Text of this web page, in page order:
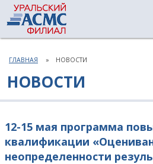
ГЛАВНАЯ НОВОСТИ
НОВОСТИ
12-15 мая программа
квалификации
неопределенности